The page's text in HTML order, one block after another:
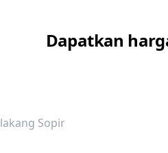
Dapatkan
Sopir